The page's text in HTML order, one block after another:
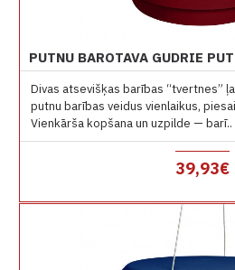
Divas atsevišķas barības “tvertnes”
putnu barības veidus vienlaikus,
Vienkārša kopšana un uzpilde — barī..
39,93€